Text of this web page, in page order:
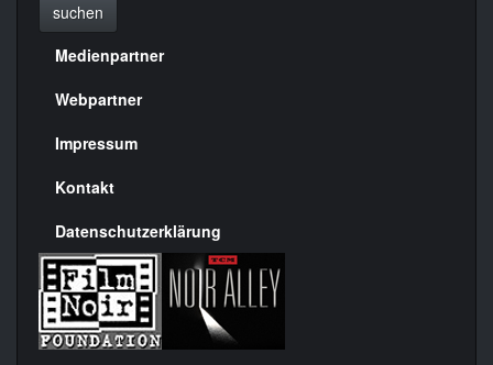
suchen
Menülinks
rechte
Seite
Medienpartner
Webpartner
Impressum
Kontakt
Datenschutzerklärung